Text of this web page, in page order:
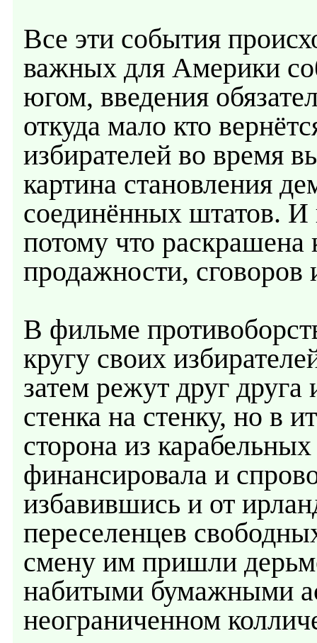
Все эти события
важных для Америки
югом, введения
откуда мало кто
избирателей во время
картина становления
соединённых штатов. И
потому что раскрашена
продажности, сговоров
В фильме
кругу своих
затем режут друг
стенка на стенку, но в
сторона из
финансировала и
избавившись и от
переселенцев
смену им пришли
набитыми бумажными
неограниченном